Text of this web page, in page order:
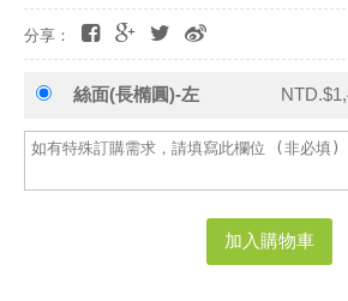
分享：
絲面(長橢圓)-左
加入購物車